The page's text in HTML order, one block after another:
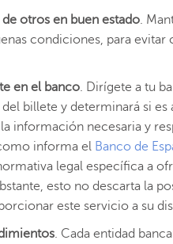
otros en buen estado.
condiciones, para
en el banco. Dirígete a tu
billete y determinará si
información necesaria y
informa el Banco de
legal específica a
esto no descarta la
este servicio a su
. Cada entidad